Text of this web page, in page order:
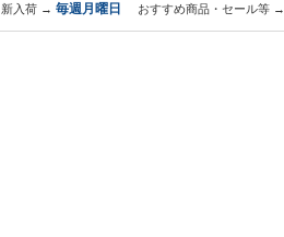
新入荷 → 毎週月曜日 おすすめ商品・セール等 →